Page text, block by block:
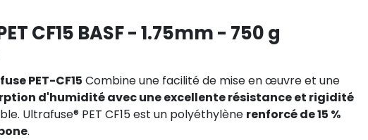
CF15 BASF - 1.75mm - 750 g
PET-CF15 Combine une facilité de mise en œuvre et une
d'humidité avec une excellente résistance et rigidité
Ultrafuse® PET CF15 est un polyéthylène renforcé de 15 %
.